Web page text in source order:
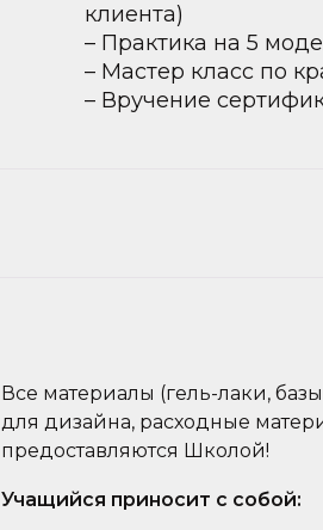
клиента)
– Практика на 5
– Мастер класс по
– Вручение
Все материалы (гель-лаки,
для дизайна, расходные
предоставляются Школой!
Учащийся приносит с собой: